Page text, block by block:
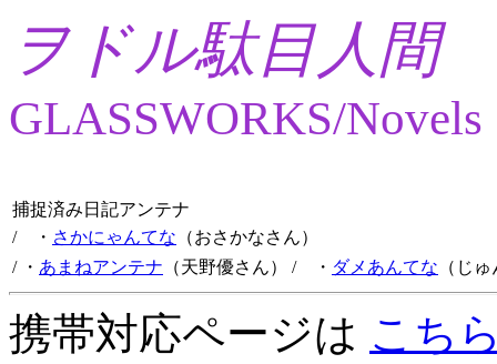
ヲドル駄目人間
GLASSWORKS/Novels
捕捉済み日記アンテナ
/ ・ さかにゃんてな （おさかなさん）
/ ・ あまねアンテナ （天野優さん） / ・ ダメあんてな （じ
携帯対応ページは こち